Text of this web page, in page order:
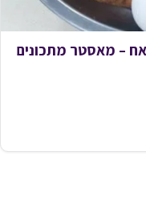
– מאסטר מתכונים